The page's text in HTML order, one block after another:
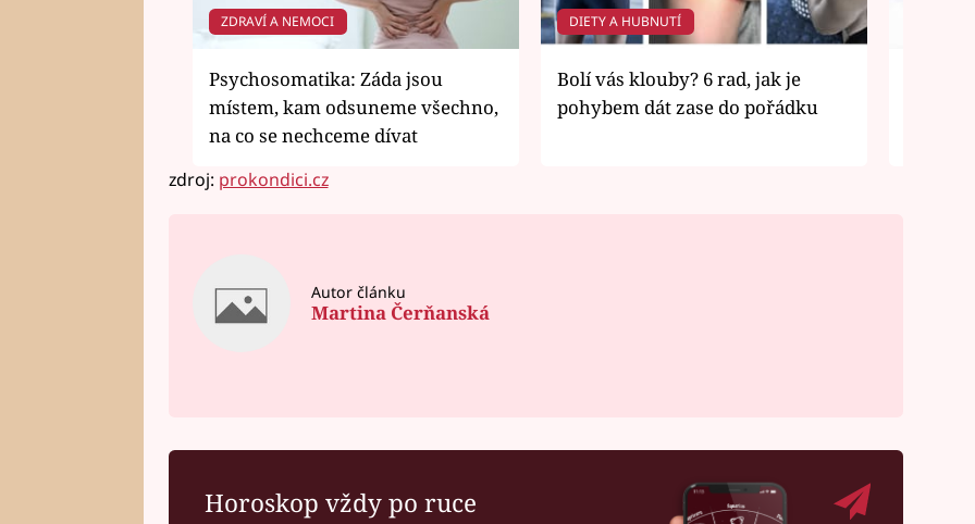
ZDRAVÍ A NEMOCI
Psychosomatika: Záda jsou
místem, kam odsuneme všechno,
na co se nechceme dívat
DIETY A HUBNUTÍ
Bolí vás klouby? 6 rad, jak je
pohybem dát zase do pořádku
zdroj: prokondici.cz
Autor článku
Martina Čerňanská
Horoskop vždy po ruce